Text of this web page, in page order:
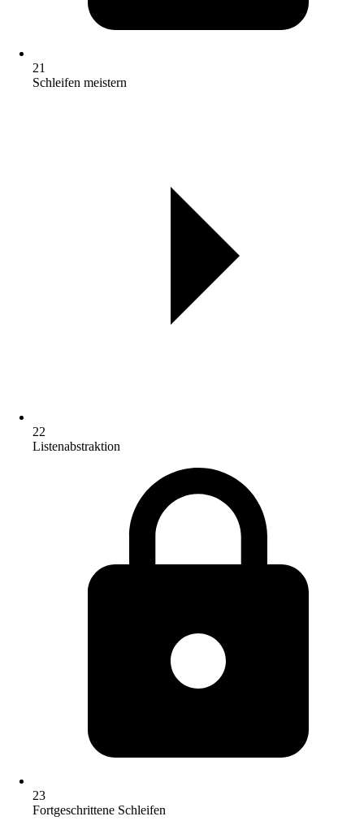
21
Schleifen meistern
22
Listenabstraktion
23
Fortgeschrittene Schleifen